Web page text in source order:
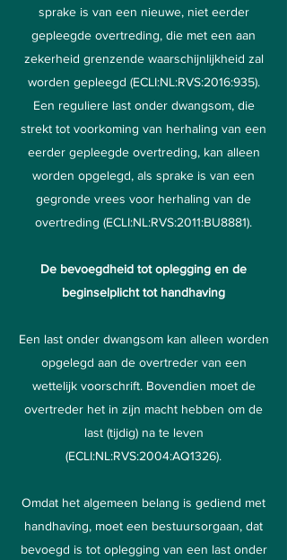
sprake is van een nieuwe, niet eerder
gepleegde overtreding, die met een aan
zekerheid grenzende waarschijnlijkheid zal
worden gepleegd (ECLI:NL:RVS:2016:935).
Een reguliere last onder dwangsom, die
strekt tot voorkoming van herhaling van een
eerder gepleegde overtreding, kan alleen
worden opgelegd, als sprake is van een
gegronde vrees voor herhaling van de
overtreding (ECLI:NL:RVS:2011:BU8881).
De bevoegdheid tot oplegging en de
beginselplicht tot handhaving
Een last onder dwangsom kan alleen worden
opgelegd aan de overtreder van een
wettelijk voorschrift. Bovendien moet de
overtreder het in zijn macht hebben om de
last (tijdig) na te leven
(ECLI:NL:RVS:2004:AQ1326).
Omdat het algemeen belang is gediend met
handhaving, moet een bestuursorgaan, dat
bevoegd is tot oplegging van een last onder